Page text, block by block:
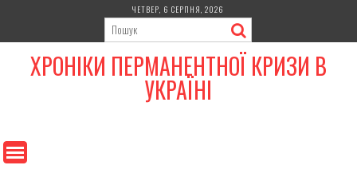
content
ЧЕТВЕР, 6 СЕРПНЯ, 2026
ХРОНІКИ ПЕРМАНЕНТНОЇ КРИЗИ В
УКРАЇНІ